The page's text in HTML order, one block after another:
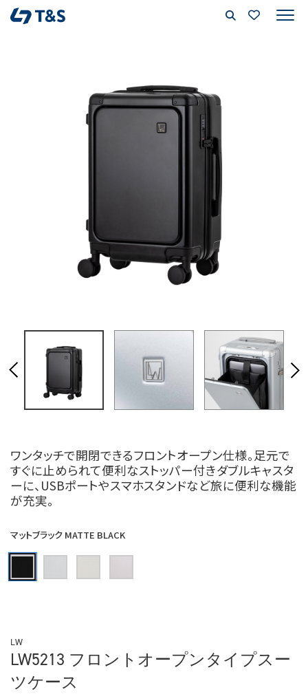
ワンタッチで開閉できるフロントオープン仕様。足元で
すぐに止められて便利なストッパー付きダブルキャスタ
ーに、USBポートやスマホスタンドなど旅に便利な機能
が充実。
LW
LW5213 フロントオープンタイプスー
ツケース
マットブラック MATTE BLACK